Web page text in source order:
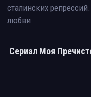
сталинских
любви.
Сериал Моя